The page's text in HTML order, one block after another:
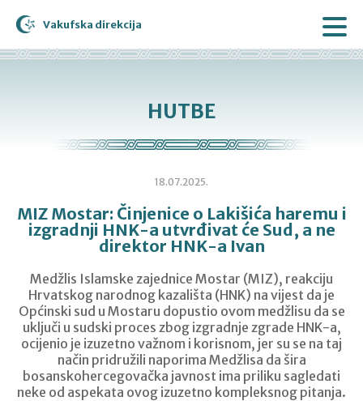
Vakufska direkcija
HUTBE
18.07.2025.
MIZ Mostar: Činjenice o Lakišića haremu i
izgradnji HNK-a utvrđivat će Sud, a ne
direktor HNK-a Ivan
Medžlis Islamske zajednice Mostar (MIZ), reakciju
Hrvatskog narodnog kazališta (HNK) na vijest da je
Općinski sud u Mostaru dopustio ovom medžlisu da se
uključi u sudski proces zbog izgradnje zgrade HNK-a,
ocijenio je izuzetno važnom i korisnom, jer su se na taj
način pridružili naporima Medžlisa da šira
bosanskohercegovačka javnost ima priliku sagledati
neke od aspekata ovog izuzetno kompleksnog pitanja.